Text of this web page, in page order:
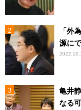
「外
源に
亀井
なる